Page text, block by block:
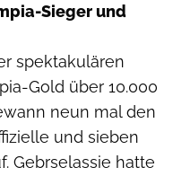
Sieger und
spektakulären
Gold über 10.000
neun mal den
und sieben
Gebrselassie hatte